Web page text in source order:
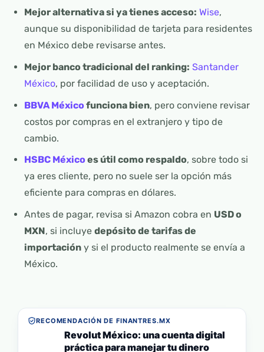
Mejor alternativa si ya tienes acceso: Wise,
aunque su disponibilidad de tarjeta para residentes
en México debe revisarse antes.
Mejor banco tradicional del ranking: Santander
México, por facilidad de uso y aceptación.
BBVA México funciona bien, pero conviene revisar
costos por compras en el extranjero y tipo de
cambio.
HSBC México es útil como respaldo, sobre todo si
ya eres cliente, pero no suele ser la opción más
eficiente para compras en dólares.
Antes de pagar, revisa si Amazon cobra en USD o
MXN, si incluye depósito de tarifas de
importacióny si el producto realmente se envía a
México.
RECOMENDACIÓN DE FINANTRES.MX
Revolut México: una cuenta digital
práctica para manejar tu dinero